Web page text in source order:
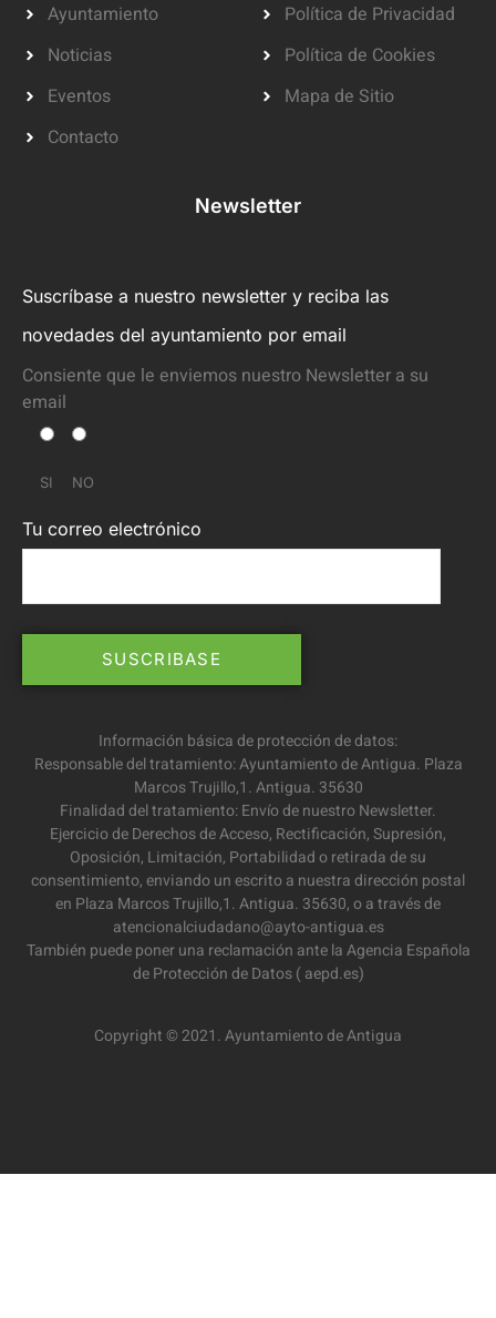
Ayuntamiento
Noticias
Eventos
Contacto
Política de Privacidad
Política de Cookies
Mapa de Sitio
Newsletter
Suscríbase a nuestro newsletter y reciba las
novedades del ayuntamiento por email
Consiente que le enviemos nuestro Newsletter a su
email
SI NO
Tu correo electrónico
Información básica de protección de datos:
Responsable del tratamiento: Ayuntamiento de Antigua. Plaza
Marcos Trujillo,1. Antigua. 35630
Finalidad del tratamiento: Envío de nuestro Newsletter.
Ejercicio de Derechos de Acceso, Rectificación, Supresión,
Oposición, Limitación, Portabilidad o retirada de su
consentimiento, enviando un escrito a nuestra dirección postal
en Plaza Marcos Trujillo,1. Antigua. 35630, o a través de
atencionalciudadano@ayto-antigua.es
También puede poner una reclamación ante la Agencia Española
de Protección de Datos ( aepd.es)
Copyright © 2021. Ayuntamiento de Antigua